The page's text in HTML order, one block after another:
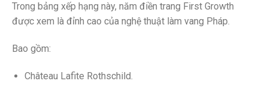
Trong bảng xếp hạng này, năm điền trang First Growth
được xem là đỉnh cao của nghệ thuật làm vang Pháp.
Bao gồm:
Château Lafite Rothschild.